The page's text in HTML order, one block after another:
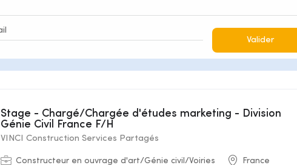
Valider
Stage - Chargé/Chargée d'études marketing - Division
Génie Civil France F/H
VINCI Construction Services Partagés
Constructeur en ouvrage d'art/Génie civil/Voiries
France